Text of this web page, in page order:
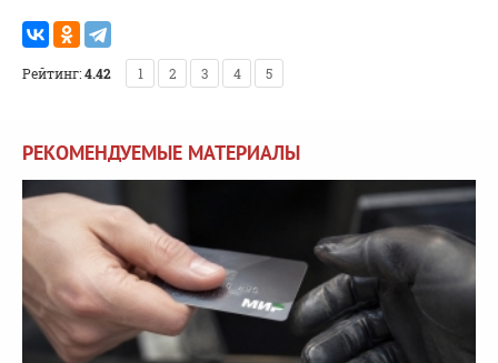
Рейтинг:4.42 1 2 3 4 5
РЕКОМЕНДУЕМЫЕ МАТЕРИАЛЫ